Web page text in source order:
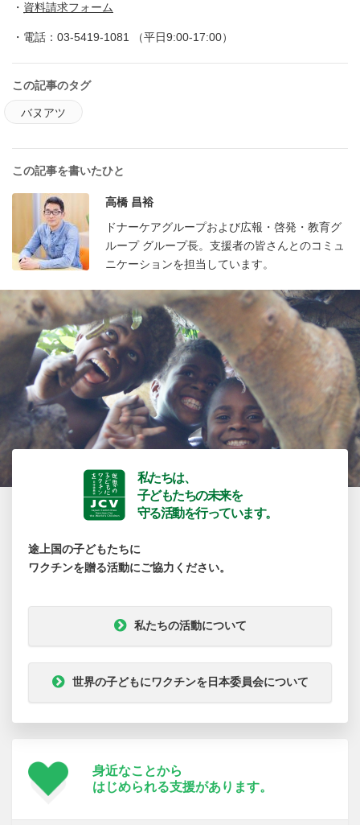
・ 資料請求フォーム
・電話：03-5419-1081 （平日9:00-17:00）
この記事のタグ
バヌアツ
この記事を書いたひと
高橋 昌裕
ドナーケアグループおよび広報・啓発・教育グ
ループ グループ長。支援者の皆さんとのコミュ
ニケーションを担当しています。
私たちは、
子どもたちの未来を
守る活動を行っています。
途上国の子どもたちに
ワクチンを贈る活動にご協力ください。
私たちの活動について
世界の子どもにワクチンを日本委員会について
身近なことから
はじめられる支援があります。